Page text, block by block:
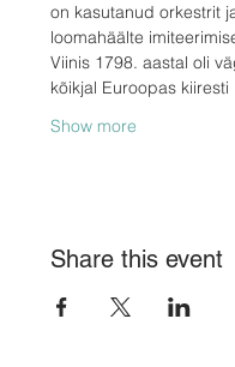
on kasutanud orkestrit
loomahäälte
Viinis 1798. aastal oli
kõikjal Euroopas
Show more
Share this event